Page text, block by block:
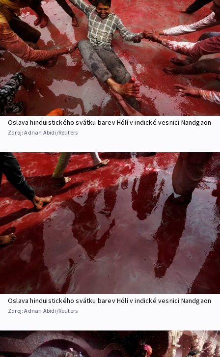
Oslava hinduistického svátku barev Hólí v indické vesnici Nandgaon
Zdroj:Adnan Abidi/Reuters
Oslava hinduistického svátku barev Hólí v indické vesnici Nandgaon
Zdroj:Adnan Abidi/Reuters